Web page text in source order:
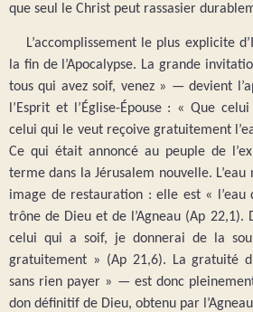
que seul le Christ peut rassasier
L’accomplissement le plus explicite
la fin de l’Apocalypse. La grande
tous qui avez soif, venez » — devient
l’Esprit et l’Église-Épouse : « Que
celui qui le veut reçoive gratuitement
Ce qui était annoncé au peuple de
terme dans la Jérusalem nouvelle. L’eau
image de restauration : elle est «
trône de Dieu et de l’Agneau (Ap
celui qui a soif, je donnerai de la
gratuitement » (Ap 21,6). La gratuité
sans rien payer » — est donc
don définitif de Dieu, obtenu par